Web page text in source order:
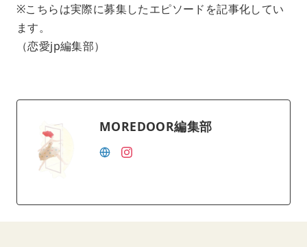
※こちらは実際に募集したエピソードを記事化してい
ます。
（恋愛jp編集部）
MOREDOOR編集部